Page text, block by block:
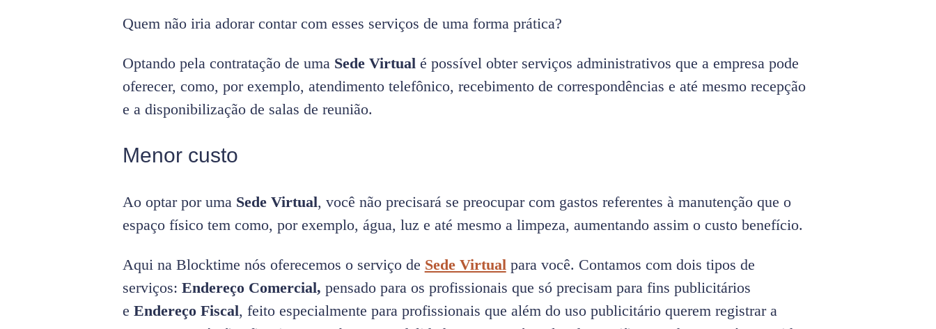
Quem não iria adorar contar com esses serviços de uma forma prática?
Optando pela contratação de uma Sede Virtualé possível obter serviços administrativos que a empresa pode
oferecer, como, por exemplo, atendimento telefônico, recebimento de correspondências e até mesmo recepção
e a disponibilização de salas de reunião.
Menor custo
Ao optar por uma Sede Virtual, você não precisará se preocupar com gastos referentes à manutenção que o
espaço físico tem como, por exemplo, água, luz e até mesmo a limpeza, aumentando assim o custo benefício.
Aqui na Blocktime nós oferecemos o serviço de Sede Virtualpara você. Contamos com dois tipos de
serviços: Endereço Comercial, pensado para os profissionais que só precisam para fins publicitários
e Endereço Fiscal, feito especialmente para profissionais que além do uso publicitário querem registrar a